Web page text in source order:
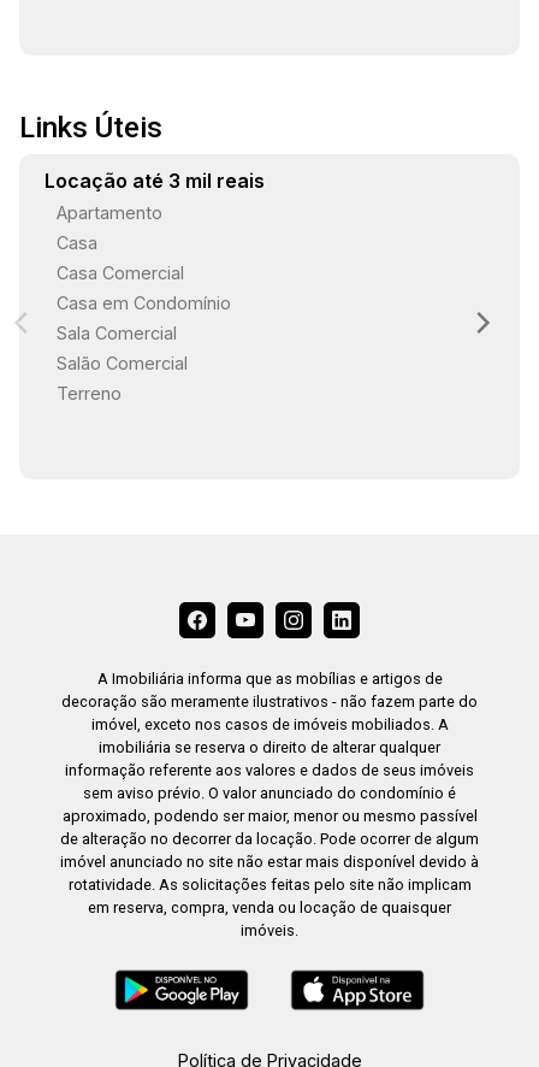
Links Úteis
Locação até 3 mil reais
Apartamento
Casa
Casa Comercial
Casa em Condomínio
Sala Comercial
Salão Comercial
Terreno
A Imobiliária informa que as mobílias e artigos de
decoração são meramente ilustrativos - não fazem parte do
imóvel, exceto nos casos de imóveis mobiliados. A
imobiliária se reserva o direito de alterar qualquer
informação referente aos valores e dados de seus imóveis
sem aviso prévio. O valor anunciado do condomínio é
aproximado, podendo ser maior, menor ou mesmo passível
de alteração no decorrer da locação. Pode ocorrer de algum
imóvel anunciado no site não estar mais disponível devido à
rotatividade. As solicitações feitas pelo site não implicam
em reserva, compra, venda ou locação de quaisquer
imóveis.
Política de Privacidade